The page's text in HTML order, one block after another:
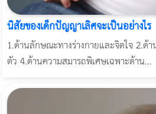
นิสัยของเด็กปัญญาเลิศจะเป็นอย่างไร
1.ด้านลักษณะทางร่างกายและจิตใจ 2.ด้
ตัว 4.ด้านความสมารถพิเศษเฉพาะด้าน...